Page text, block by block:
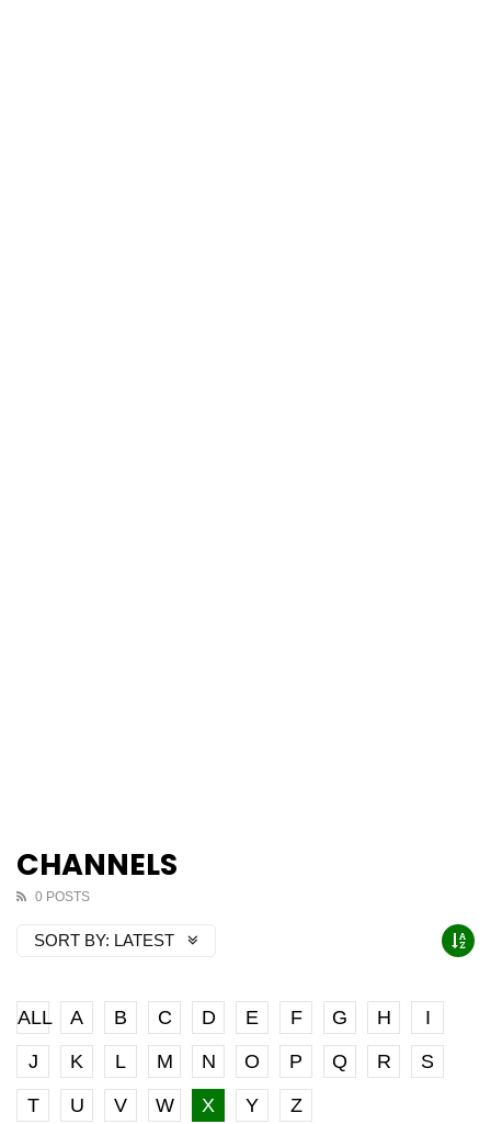
CHANNELS
0 POSTS
SORT BY: LATEST
ALL A B C D E F G H
I
J
K L M N O P Q R
S
T
U V W X Y Z